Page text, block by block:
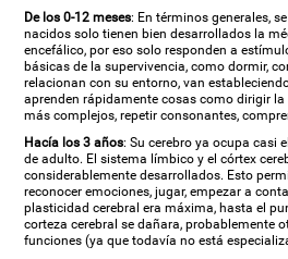
De los 0-12 meses: En términos generales,
nacidos solo tienen bien desarrollados la
encefálico, por eso solo responden a
básicas de la supervivencia, como dormir,
relacionan con su entorno, van
aprenden rápidamente cosas como dirigir
más complejos, repetir consonantes,
Hacía los 3 años: Su cerebro ya ocupa casi
de adulto. El sistema límbico y el córtex
considerablemente desarrollados. Esto
reconocer emociones, jugar, empezar a
plasticidad cerebral era máxima, hasta el
corteza cerebral se dañara, probablemente
funciones (ya que todavía no está